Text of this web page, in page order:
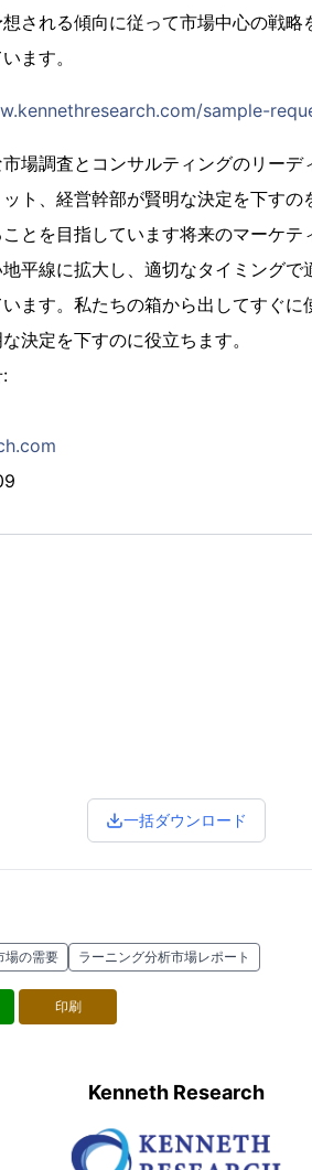
される傾向に従って市場中心の戦
ます。
sample-
場調査とコンサルティングのリーデ
ト、経営幹部が賢明な決定を下す
とを目指しています将来のマーケ
平線に拡大し、適切なタイミング
ます。私たちの箱から出してすぐ
決定を下すのに役立ちます。
一括ダウンロード
場の需要 ラーニング分析市場レポート
印刷
Kenneth Research